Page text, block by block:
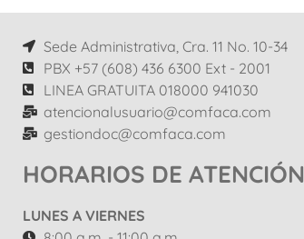
Sede Administrativa, Cra. 11 No. 10-34
PBX +57 (608) 436 6300 Ext - 2001
LINEA GRATUITA 018000 941030
atencionalusuario@comfaca.com
gestiondoc@comfaca.com
HORARIOS DE ATENCIÓN
LUNES A VIERNES